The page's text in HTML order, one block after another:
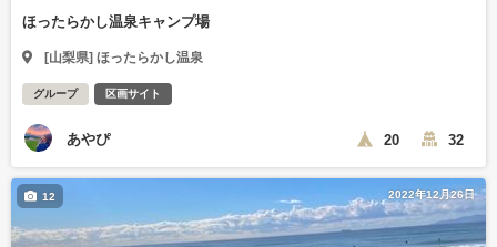
ほったらかし温泉キャンプ場
[山梨県] ほったらかし温泉
グループ 区画サイト
あやぴ 20 32
2022年12月26日
12